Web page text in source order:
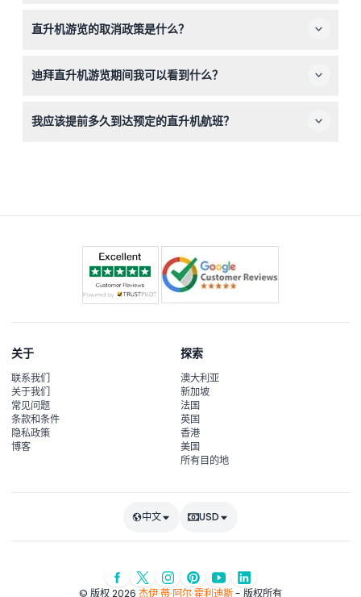
划提前45分钟到达直升机停机坪。
直升机游览的取消政策是什么？
除外）；48小时内取消收费50%，24小时内取消或未出现
迪拜直升机游览期间我可以看到什么？
塔、帆船酒店、朱美拉棕榈岛、拉希德港以及迪拜更多壮观
我应该提前多久到达预定的直升机航班？
关于
联系我们
关于我们
常见问题
条款和条件
隐私政策
博客
探索
澳大利亚
新加坡
法国
英国
香港
美国
所有目的地
中文 USD
© 版权 2026 杰伊·蒂·阿尔·霍利迪斯- 版权所有